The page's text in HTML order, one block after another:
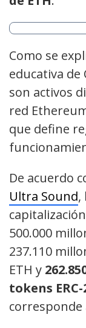
Como se
educativa de
son activos
red
que define
De acuerdo
Ultra Sound,
500.000
237.110
ETH y
tokens ERC-
corresponde